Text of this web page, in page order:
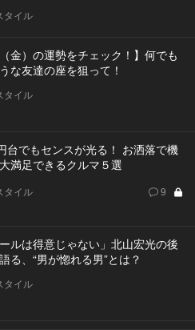
タイル
（金）の運勢をチェック！】何でも
な友達の座を狙って！
タイル
台でもセンスが光る！ お洒落で機
満足できるクルマ５選
タイル 9
ールは得意じゃない」北山宏光の後
る、“男が惚れる男”とは？
タイル